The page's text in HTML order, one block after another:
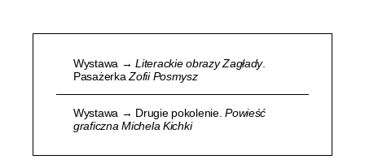
Wystawa →Literackie obrazy Zagłady.
PasażerkaZofii Posmysz
Wystawa → Drugie pokolenie.Powieść
graficzna Michela Kichki